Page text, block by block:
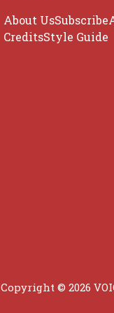
About UsSubscribe
CreditsStyle Guide
Copyright © 2026